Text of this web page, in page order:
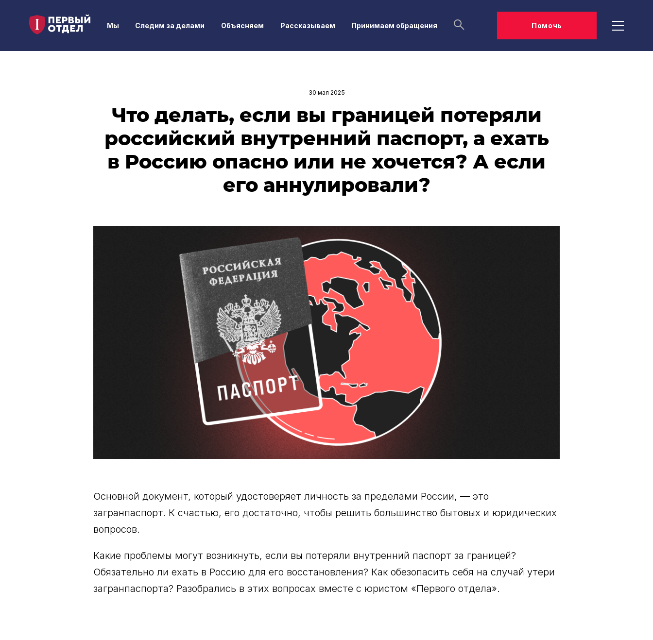
Мы Следим за делами Объясняем Рассказываем Принимаем обращения Помочь
30 мая 2025
Что делать, если вы границей потеряли
российский внутренний паспорт, а ехать
в Россию опасно или не хочется? А если
его аннулировали?
Основной документ, который удостоверяет личность за пределами России, — это
загранпаспорт. К счастью, его достаточно, чтобы решить большинство бытовых и юридических
вопросов.
Какие проблемы могут возникнуть, если вы потеряли внутренний паспорт за границей?
Обязательно ли ехать в Россию для его восстановления? Как обезопасить себя на случай утери
загранпаспорта? Разобрались в этих вопросах вместе с юристом «Первого отдела».